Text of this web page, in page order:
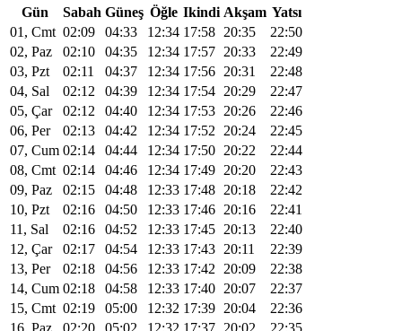
Gün Sabah Güneş Öğle Ikindi Akşam Yatsı
01, Cmt 02:09 04:33 12:34 17:58 20:35
22:50
02, Paz
02:10 04:35 12:34 17:57 20:33
22:49
03, Pzt
02:11 04:37 12:34 17:56 20:31
22:48
04, Sal
02:12 04:39 12:34 17:54 20:29
22:47
05, Çar
02:12 04:40 12:34 17:53 20:26
22:46
06, Per
02:13 04:42 12:34 17:52 20:24
22:45
07, Cum 02:14 04:44 12:34 17:50 20:22
22:44
08, Cmt 02:14 04:46 12:34 17:49 20:20
22:43
09, Paz
02:15 04:48 12:33 17:48 20:18
22:42
10, Pzt
02:16 04:50 12:33 17:46 20:16
22:41
11, Sal
02:16 04:52 12:33 17:45 20:13
22:40
12, Çar
02:17 04:54 12:33 17:43 20:11
22:39
13, Per
02:18 04:56 12:33 17:42 20:09
22:38
14, Cum 02:18 04:58 12:33 17:40 20:07
22:37
15, Cmt 02:19 05:00 12:32 17:39 20:04
22:36
16, Paz
02:20 05:02 12:32 17:37 20:02
22:35